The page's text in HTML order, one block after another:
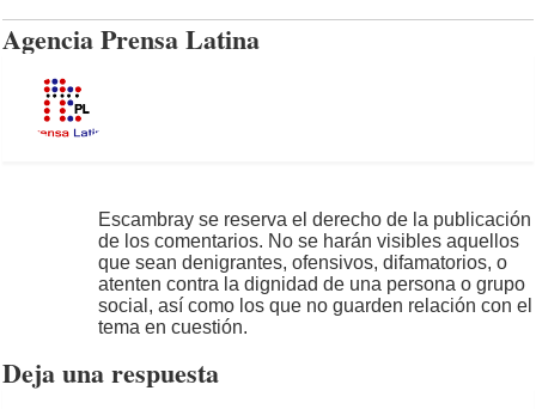
Agencia Prensa Latina
Escambray se reserva el derecho de la publicación
de los comentarios. No se harán visibles aquellos
que sean denigrantes, ofensivos, difamatorios, o
atenten contra la dignidad de una persona o grupo
social, así como los que no guarden relación con el
tema en cuestión.
Deja una respuesta